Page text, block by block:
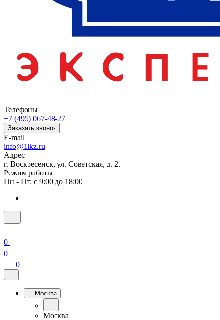
Телефоны
+7 (495) 067-48-27
Заказать звонок
E-mail
info@1lkz.ru
Адрес
г. Воскресенск, ул. Советская, д. 2.
Режим работы
Пн - Пт: с 9:00 до 18:00
0
0
0
Москва
Москва